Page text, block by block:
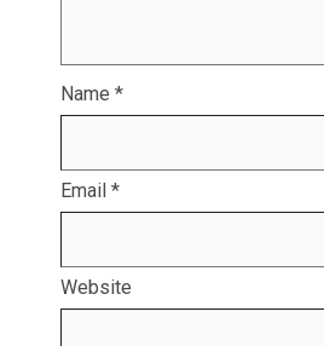
Name *
Email *
Website